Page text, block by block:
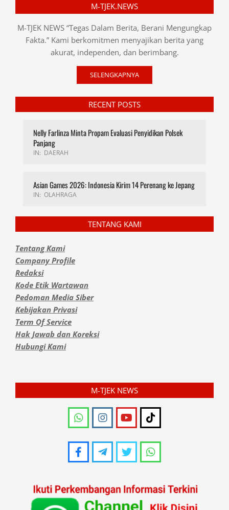
M-TJEK.NEWS
M-TJEK NEWS “Tegas Dalam Berita, Berani Mengungkap
Fakta.” Kami berkomitmen menyajikan berita yang
akurat, independen, dan berimbang.
SELENGKAPNYA
RECENT POSTS
Nelly Farlinza Minta Propam Evaluasi Penyidikan Polsek
Panjang
IN: DAERAH
Asian Games 2026: Indonesia Kirim 14 Perenang ke Jepang
IN: OLAHRAGA
TENTANG KAMI
Tentang Kami
Company Profile
Redaksi
Kode Etik Wartawan
Pedoman Media Siber
Kebijakan Privasi
Term Of Service
Hak Jawab dan Koreksi
Hubungi Kami
M-TJEK NEWS